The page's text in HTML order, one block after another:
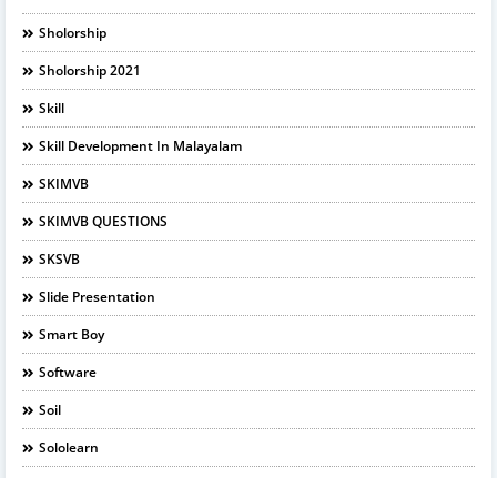
Sholorship
Sholorship 2021
Skill
Skill Development In Malayalam
SKIMVB
SKIMVB QUESTIONS
SKSVB
Slide Presentation
Smart Boy
Software
Soil
Sololearn